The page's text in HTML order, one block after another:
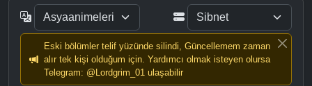
Eski bölümler telif yüzünde silindi, Güncellemem zaman
alır tek kişi olduğum için. Yardımcı olmak isteyen olursa
Telegram: @Lordgrim_01 ulaşabilir